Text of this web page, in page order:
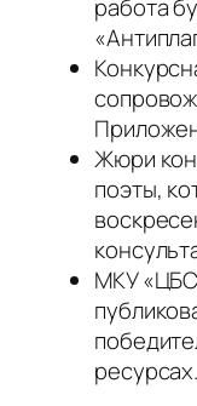
работа
Жюри
поэты,
МКУ
ресурсах.